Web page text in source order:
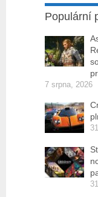
Populární
7 srpna, 2026